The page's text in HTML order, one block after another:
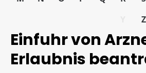
Z
Einfuhr von
Erlaubnis